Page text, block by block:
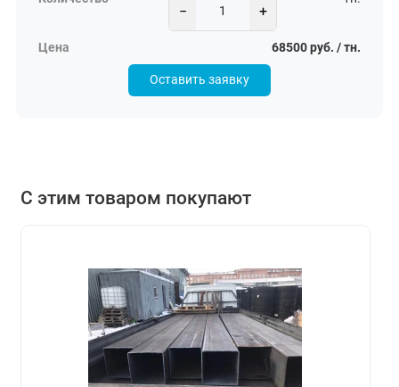
− +
68500 руб. / тн.
Оставить заявку
С этим товаром покупают